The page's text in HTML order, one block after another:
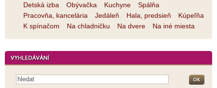
Detská izba Obývačka Kuchyne
Spálňa
Pracovňa, kancelária
Jedáleň Hala, predsieň
Kúpeľňa
K spínačom
Na chladničku Na dvere Na iné miesta